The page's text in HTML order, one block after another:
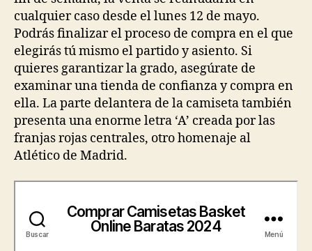
cualquier caso desde el lunes 12 de mayo.
Podrás finalizar el proceso de compra en el que
elegirás tú mismo el partido y asiento. Si
quieres garantizar la grado, asegúrate de
examinar una tienda de confianza y compra en
ella. La parte delantera de la camiseta también
presenta una enorme letra ‘A’ creada por las
franjas rojas centrales, otro homenaje al
Atlético de Madrid.